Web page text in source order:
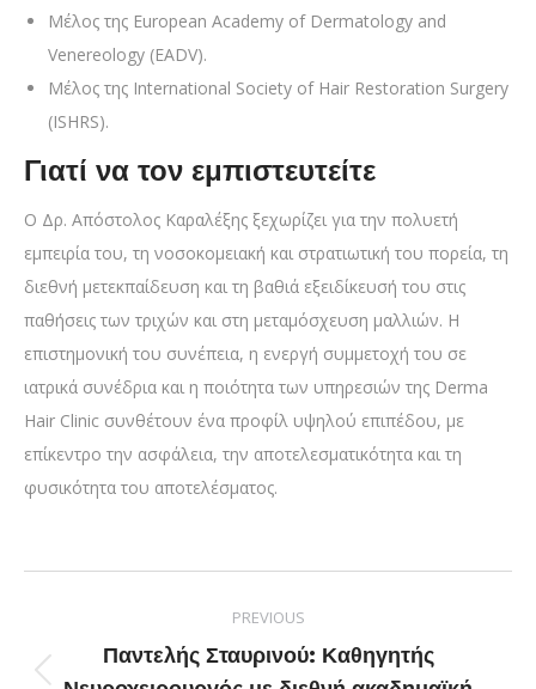
Μέλος της European Academy of Dermatology and
Venereology (EADV).
Μέλος της International Society of Hair Restoration Surgery
(ISHRS).
Γιατί να τον εμπιστευτείτε
Ο Δρ. Απόστολος Καραλέξης ξεχωρίζει για την πολυετή
εμπειρία του, τη νοσοκομειακή και στρατιωτική του πορεία, τη
διεθνή μετεκπαίδευση και τη βαθιά εξειδίκευσή του στις
παθήσεις των τριχών και στη μεταμόσχευση μαλλιών. Η
επιστημονική του συνέπεια, η ενεργή συμμετοχή του σε
ιατρικά συνέδρια και η ποιότητα των υπηρεσιών της Derma
Hair Clinic συνθέτουν ένα προφίλ υψηλού επιπέδου, με
επίκεντρο την ασφάλεια, την αποτελεσματικότητα και τη
φυσικότητα του αποτελέσματος.
PREVIOUS
Παντελής Σταυρινού: Καθηγητής